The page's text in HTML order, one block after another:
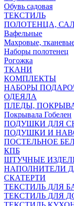
Обувь садовая
ТЕКСТИЛЬ
ПОЛОТЕНЦА,
Вафельные
Махровые,
Наборы полотенец
Рогожка
ТКАНИ
КОМПЛЕКТЫ
НАБОРЫ
ОДЕЯЛА
ПЛЕДЫ,
Покрывала Гобелен
ПОДУШКИ ДЛЯ
ПОДУШКИ И
ПОСТЕЛЬНОЕ
КПБ
ШТУЧНЫЕ
НАПОЛНИТЕЛИ
СКАТЕРТИ
ТЕКСТИЛЬ ДЛЯ
ТЕКСТИЛЬ ДЛЯ